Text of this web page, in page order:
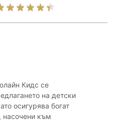
Кидс се
на детски
осигурява богат
насочени към